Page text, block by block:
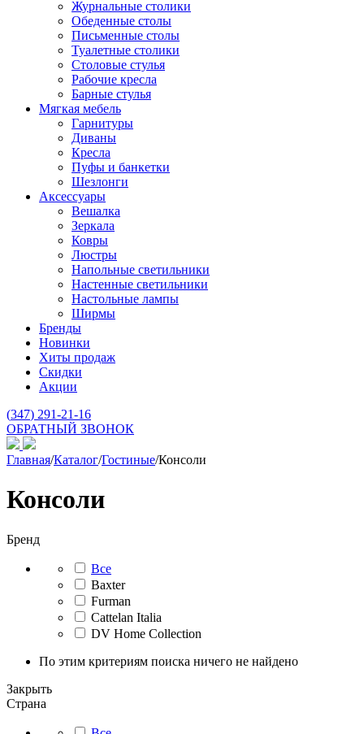
Журнальные столики
Обеденные столы
Письменные столы
Туалетные столики
Столовые стулья
Рабочие кресла
Барные стулья
Мягкая мебель
Гарнитуры
Диваны
Кресла
Пуфы и банкетки
Шезлонги
Аксессуары
Вешалка
Зеркала
Ковры
Люстры
Напольные светильники
Настенные светильники
Настольные лампы
Ширмы
Бренды
Новинки
Хиты продаж
Скидки
Акции
(347) 291-21-16
ОБРАТНЫЙ ЗВОНОК
Главная/Каталог/Гостиные/Консоли
Консоли
Бренд
Все
Baxter
Furman
Cattelan Italia
DV Home Collection
По этим критериям поиска ничего не найдено
Закрыть
Страна